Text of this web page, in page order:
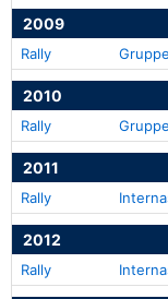
2009
Rally
2010
Rally
2011
Rally
2012
Rally